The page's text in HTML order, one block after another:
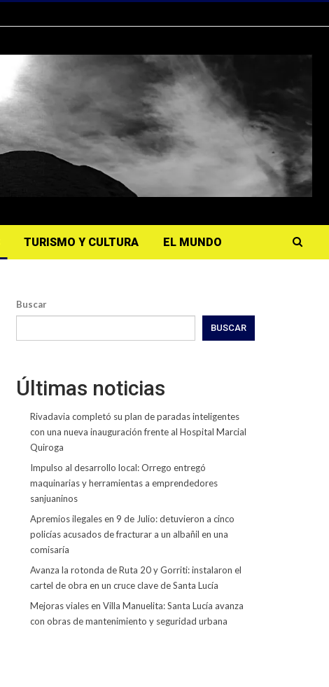
TURISMO Y CULTURA EL MUNDO
Buscar
BUSCAR
Últimas noticias
Rivadavia completó su plan de paradas inteligentes
con una nueva inauguración frente al Hospital Marcial
Quiroga
Impulso al desarrollo local: Orrego entregó
maquinarias y herramientas a emprendedores
sanjuaninos
Apremios ilegales en 9 de Julio: detuvieron a cinco
policías acusados de fracturar a un albañil en una
comisaría
Avanza la rotonda de Ruta 20 y Gorriti: instalaron el
cartel de obra en un cruce clave de Santa Lucía
Mejoras viales en Villa Manuelita: Santa Lucía avanza
con obras de mantenimiento y seguridad urbana